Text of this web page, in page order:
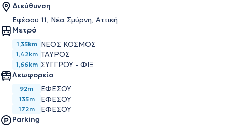
Διεύθυνση
Εφέσου 11, Νέα Σμύρνη, Αττική
Μετρό
1,35km ΝΕΟΣ ΚΟΣΜΟΣ
1,42km ΤΑΥΡΟΣ
1,66km ΣΥΓΓΡΟΥ - ΦΙΞ
Λεωφορείο
92m ΕΦΕΣΟΥ
135m ΕΦΕΣΟΥ
172m
ΕΦΕΣΟΥ
Parking